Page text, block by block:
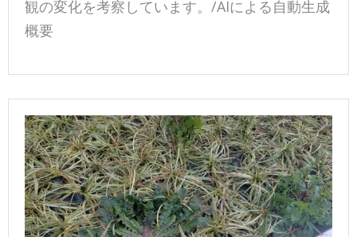
観の変化を考察しています。/AIによる自動生成
概要